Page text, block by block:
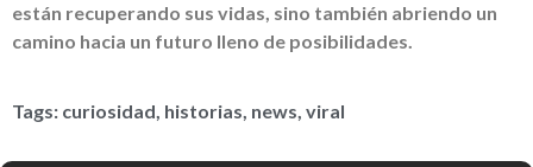
están recuperando sus vidas, sino también abriendo un
camino hacia un futuro lleno de posibilidades.
Tags: curiosidad historias news viral